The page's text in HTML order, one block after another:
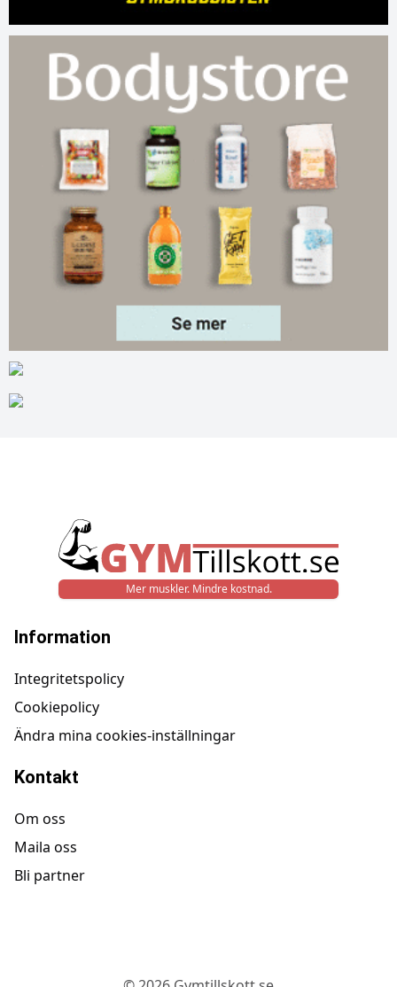
Mer muskler. Mindre kostnad.
Information
Integritetspolicy
Cookiepolicy
Ändra mina cookies-inställningar
Kontakt
Om oss
Maila oss
Bli partner